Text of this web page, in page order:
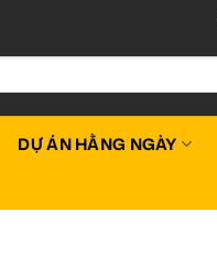
DỰ ÁN HẰNG NGÀY